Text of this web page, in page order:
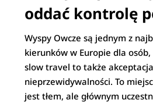
oddać kontrolę
Wyspy Owcze są jednym z
kierunków w Europie dla
slow travel to także akceptacja
nieprzewidywalności. To
jest tłem, ale głównym